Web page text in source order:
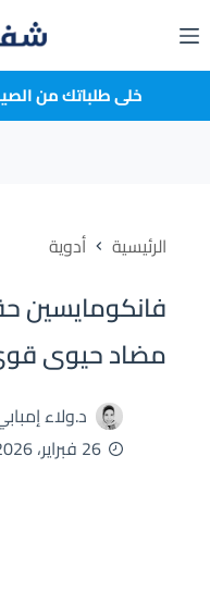
إلى
المحتوى خلى طلباتك من
الرئيسية أدوية
مضاد حيوى
د.ولاء
26 فبراير، 2026